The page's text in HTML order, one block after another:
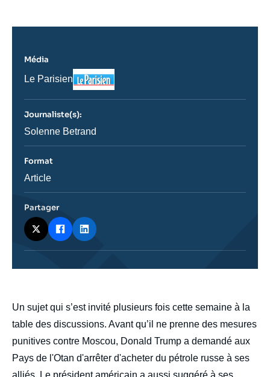
body
Un sujet qui s’est invité plusieurs fois cette semaine à la
table des discussions. Avant qu’il ne prenne des mesures
punitives contre Moscou, Donald Trump a demandé aux
Pays de l'Otan d'arrêter d'acheter du pétrole russe à ses
alliés. Le président américain a aussi suggéré à ses
Média
Nom
journal,
ou
émission
Le Parisien
Logo
Journaliste(s):
Journaliste
Solenne Betrand
Format
Catégorie
Article
Partager